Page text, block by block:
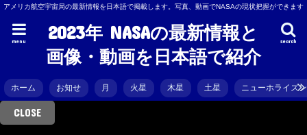
アメリカ航空宇宙局の最新情報を日本語で掲載します。写真、動画でNASAの現状把握ができます
2023年 NASAの最新情報と
画像・動画を日本語で紹介
search
menu
ホーム お知せ 月 火星 木星 土星 ニューホライズ
CLOSE